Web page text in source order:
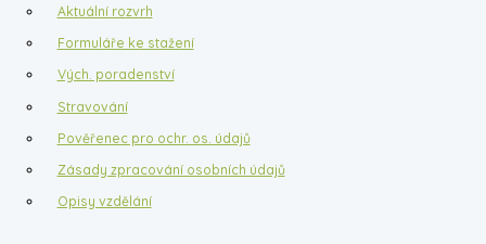
Aktuální rozvrh
Formuláře ke stažení
Vých. poradenství
Stravování
Pověřenec pro ochr. os. údajů
Zásady zpracování osobních údajů
Opisy vzdělání